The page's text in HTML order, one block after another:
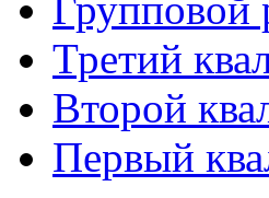
Третий
Второй
Первый